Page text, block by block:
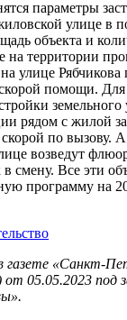
параметры
улице в
объекта и
территории
улице Рябчикова
помощи. Для
земельного
рядом с жилой
скорой по вызову.
возведут
смену. Все эти
программу на
газете «Санкт-
05.05.2023 под